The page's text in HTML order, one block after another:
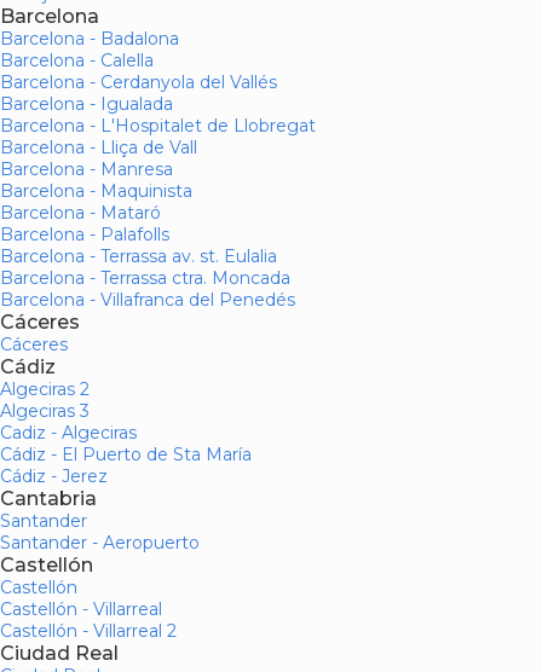
Barcelona
Barcelona - Badalona
Barcelona - Calella
Barcelona - Cerdanyola del Vallés
Barcelona - Igualada
Barcelona - L'Hospitalet de Llobregat
Barcelona - Lliça de Vall
Barcelona - Manresa
Barcelona - Maquinista
Barcelona - Mataró
Barcelona - Palafolls
Barcelona - Terrassa av. st. Eulalia
Barcelona - Terrassa ctra. Moncada
Barcelona - Villafranca del Penedés
Cáceres
Cáceres
Cádiz
Algeciras 2
Algeciras 3
Cadiz - Algeciras
Cádiz - El Puerto de Sta María
Cádiz - Jerez
Cantabria
Santander
Santander - Aeropuerto
Castellón
Castellón
Castellón - Villarreal
Castellón - Villarreal 2
Ciudad Real